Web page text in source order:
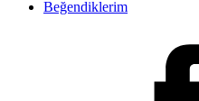
Beğendiklerim